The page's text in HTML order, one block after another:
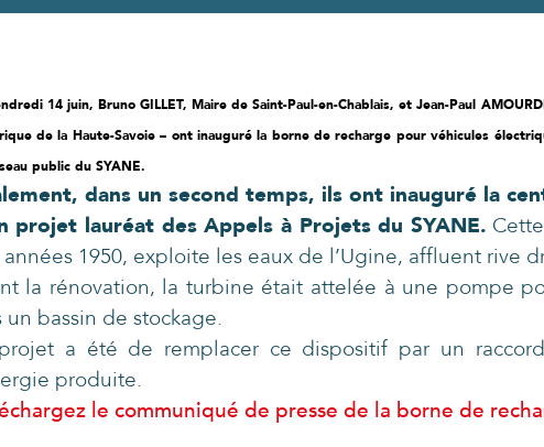
14 juin, Bruno GILLET, Maire de Saint-Paul-en-Chablais, et Jean-Paul
de la Haute-Savoie – ont inauguré la borne de recharge pour véhicules
public du SYANE.
dans un second temps, ils ont inauguré la
projet lauréat des Appels à Projets du SYANE.
1950, exploite les eaux de l’Ugine, affluent rive
la rénovation, la turbine était attelée à une pompe
un bassin de stockage.
a été de remplacer ce dispositif par un
produite.
le communiqué de presse de la borne de